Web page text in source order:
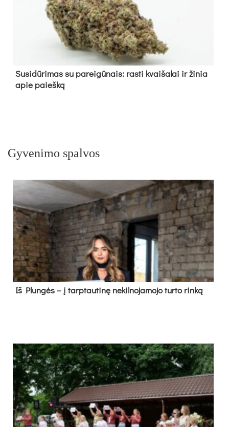
Su­si­dū­ri­mas su pa­rei­gū­nais: ras­ti kvai­ša­lai ir ži­nia
apie paieš­ką
Gyvenimo spalvos
Iš Plungės – į tarptautinę nekilnojamojo turto rinką